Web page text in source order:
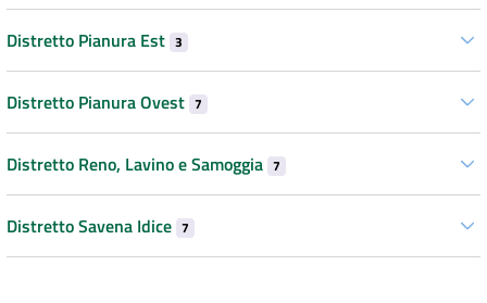
Distretto Pianura Est 3
Distretto Pianura Ovest 7
Distretto Reno, Lavino e Samoggia 7
Distretto Savena Idice 7